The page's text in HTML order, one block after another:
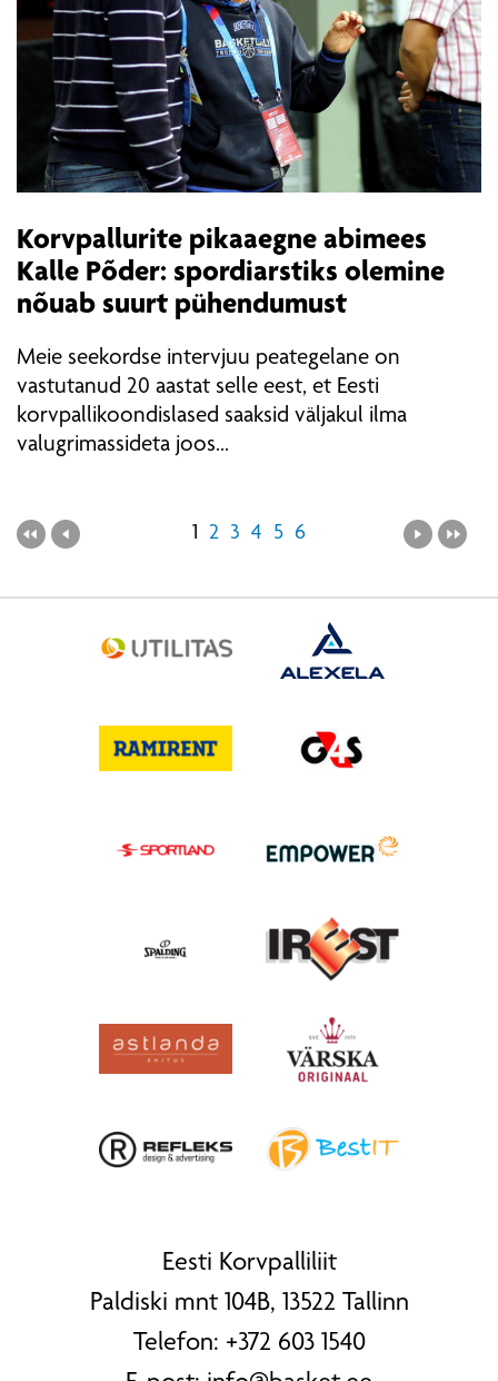
Korvpallurite pikaaegne abimees
Kalle Põder: spordiarstiks olemine
nõuab suurt pühendumust
Meie seekordse intervjuu peategelane on
vastutanud 20 aastat selle eest, et Eesti
korvpallikoondislased saaksid väljakul ilma
valugrimassideta joos...
1 2 3 4 5 6
Eesti Korvpalliliit
Paldiski mnt 104B, 13522 Tallinn
Telefon: +372 603 1540